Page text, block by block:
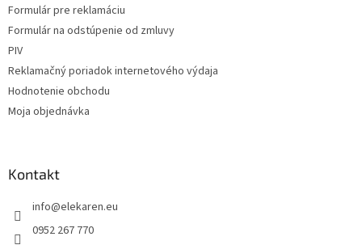
Formulár pre reklamáciu
Formulár na odstúpenie od zmluvy
PIV
Reklamačný poriadok internetového výdaja
Hodnotenie obchodu
Moja objednávka
Kontakt
info@elekaren.eu
0952 267 770